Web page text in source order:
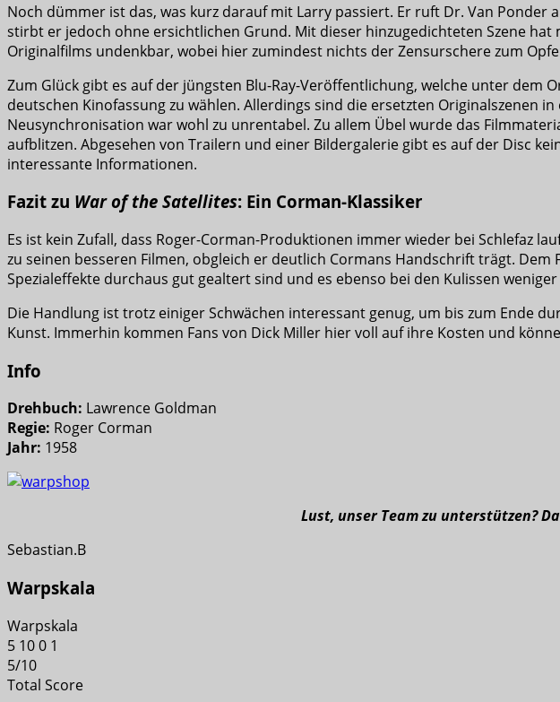
Noch dümmer ist das, was kurz darauf mit Larry passiert. Er ruft Dr. Van
stirbt er jedoch ohne ersichtlichen Grund. Mit dieser hinzugedichteten Szene
Originalfilms undenkbar, wobei hier zumindest nichts der Zensurschere zum
Zum Glück gibt es auf der jüngsten Blu-Ray-Veröffentlichung, welche unter dem
deutschen Kinofassung zu wählen. Allerdings sind die ersetzten Originalszenen
Neusynchronisation war wohl zu unrentabel. Zu allem Übel wurde das
aufblitzen. Abgesehen von Trailern und einer Bildergalerie gibt es auf der Disc
interessante Informationen.
Fazit zu War of the Satellites: Ein Corman-Klassiker
Es ist kein Zufall, dass Roger-Corman-Produktionen immer wieder bei Schlefaz
zu seinen besseren Filmen, obgleich er deutlich Cormans Handschrift trägt.
Spezialeffekte durchaus gut gealtert sind und es ebenso bei den Kulissen
Die Handlung ist trotz einiger Schwächen interessant genug, um bis zum Ende
Kunst. Immerhin kommen Fans von Dick Miller hier voll auf ihre Kosten und
Info
Drehbuch: Lawrence Goldman
Regie: Roger Corman
Jahr: 1958
Lust, unser Team zu unterstützen?
Sebastian.B
Warpskala
Warpskala
5 100 1
5/10
Total Score